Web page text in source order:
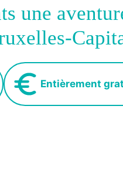
une
Entièrement